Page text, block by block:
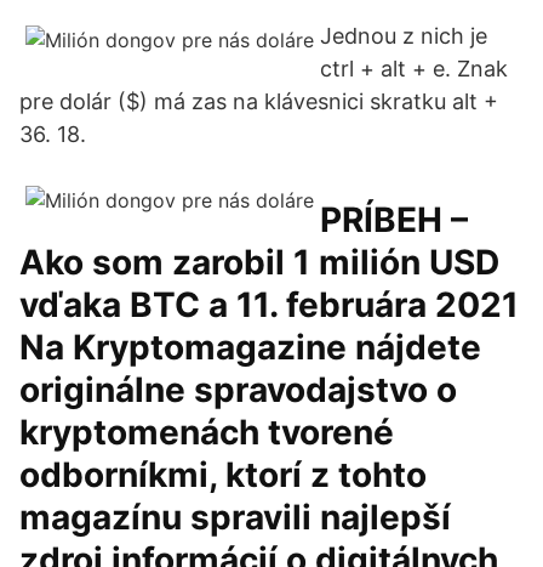
Jednou z nich je
ctrl + alt + e. Znak
pre dolár ($) má zas na klávesnici skratku alt +
36. 18.
PRÍBEH –
Ako som zarobil 1 milión USD
vďaka BTC a 11. februára 2021
Na Kryptomagazine nájdete
originálne spravodajstvo o
kryptomenách tvorené
odborníkmi, ktorí z tohto
magazínu spravili najlepší